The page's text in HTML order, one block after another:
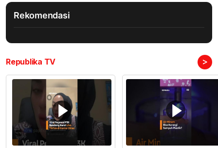
Rekomendasi
Republika TV >